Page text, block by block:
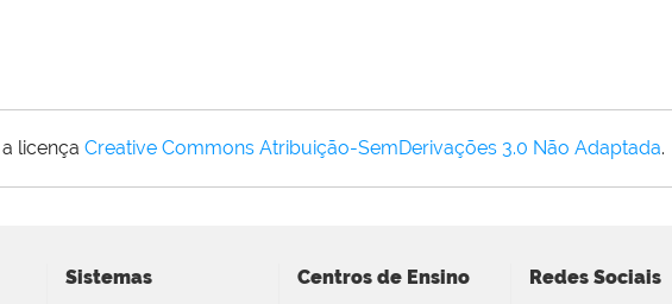
licença Creative Commons Atribuição-SemDerivações 3.0 Não Adaptada.
Sistemas Centros de Ensino Redes Sociais